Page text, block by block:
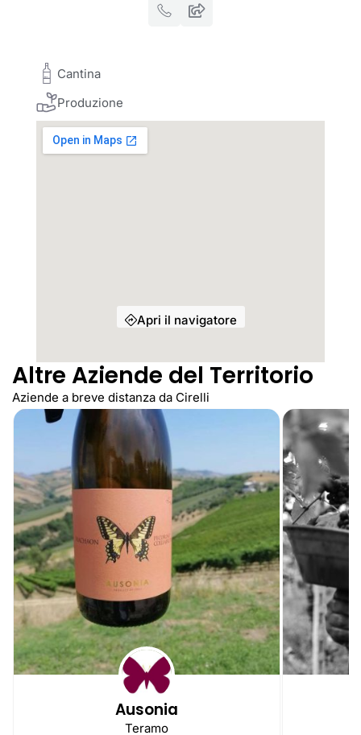
Cantina
Produzione
Apri il navigatore
Altre Aziende del Territorio
Aziende a breve distanza da Cirelli
Ausonia
Teramo